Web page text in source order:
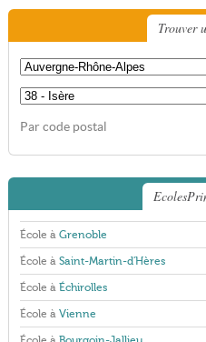
Trouver
Par code postal
École à Grenoble
École à Saint-Martin-d'Hères
École à Échirolles
École à Vienne